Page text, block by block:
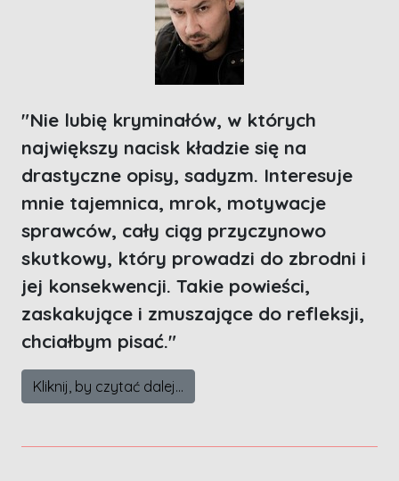
"Nie lubię kryminałów, w których
największy nacisk kładzie się na
drastyczne opisy, sadyzm. Interesuje
mnie tajemnica, mrok, motywacje
sprawców, cały ciąg przyczynowo
skutkowy, który prowadzi do zbrodni i
jej konsekwencji. Takie powieści,
zaskakujące i zmuszające do refleksji,
chciałbym pisać."
Kliknij, by czytać dalej...